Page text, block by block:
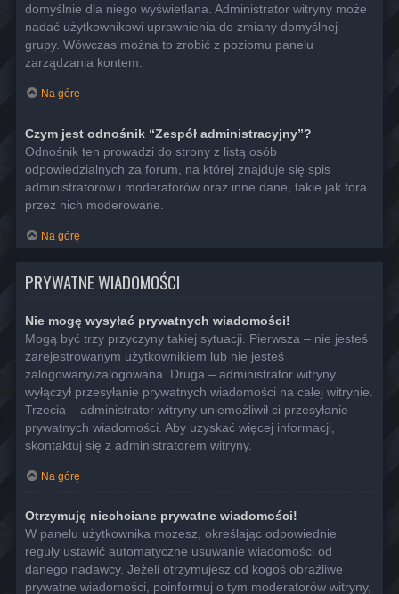
domyślnie dla niego wyświetlana. Administrator witryny może
nadać użytkownikowi uprawnienia do zmiany domyślnej
grupy. Wówczas można to zrobić z poziomu panelu
zarządzania kontem.
Na górę
Czym jest odnośnik “Zespół administracyjny”?
Odnośnik ten prowadzi do strony z listą osób
odpowiedzialnych za forum, na której znajduje się spis
administratorów i moderatorów oraz inne dane, takie jak fora
przez nich moderowane.
Na górę
PRYWATNE WIADOMOŚCI
Nie mogę wysyłać prywatnych wiadomości!
Mogą być trzy przyczyny takiej sytuacji. Pierwsza – nie jesteś
zarejestrowanym użytkownikiem lub nie jesteś
zalogowany/zalogowana. Druga – administrator witryny
wyłączył przesyłanie prywatnych wiadomości na całej witrynie.
Trzecia – administrator witryny uniemożliwił ci przesyłanie
prywatnych wiadomości. Aby uzyskać więcej informacji,
skontaktuj się z administratorem witryny.
Na górę
Otrzymuję niechciane prywatne wiadomości!
W panelu użytkownika możesz, określając odpowiednie
reguły ustawić automatyczne usuwanie wiadomości od
danego nadawcy. Jeżeli otrzymujesz od kogoś obraźliwe
prywatne wiadomości, poinformuj o tym moderatorów witryny,